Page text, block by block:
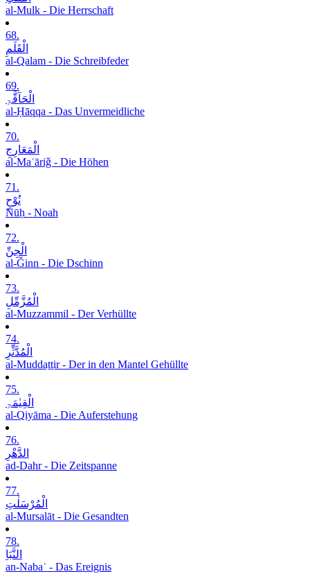
al-Mulk - Die Herrschaft
68.
الْقَلَمِ
al-Qalam - Die Schreibfeder
69.
الْحَآقَّۃِ
al-Ḥāqqa - Das Unvermeidliche
70.
الْمَعَارِجِ
al-Maʿāriǧ - Die Höhen
71.
نُوْحٍ
Nūḥ - Noah
72.
الْجِنِّ
al-Ǧinn - Die Dschinn
73.
الْمُزَّمِّلِ
al-Muzzammil - Der Verhüllte
74.
الْمُدَّثِّرِ
al-Muddaṯṯir - Der in den Mantel Gehüllte
75.
الْقِیٰمَۃِ
al-Qiyāma - Die Auferstehung
76.
الدَّھْرِ
ad-Dahr - Die Zeitspanne
77.
الْمُرْسَلٰتِ
al-Mursalāt - Die Gesandten
78.
النَّبَاِ
an-Nabaʾ - Das Ereignis